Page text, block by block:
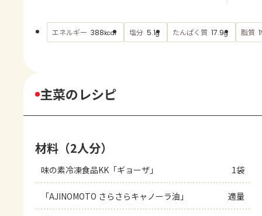
エネルギー 388kcal 塩分 5.1g たんぱく質 17.9g 脂質
主菜のレシピ
材料（2人分）
味の素冷凍食品KK「ギョーザ」 1袋
「AJINOMOTO さらさらキャノーラ油」 適量